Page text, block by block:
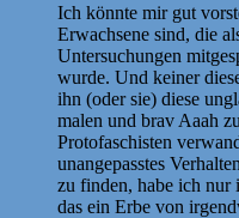
Ich könnte mir gut
Erwachsene sind, die
Untersuchungen
wurde. Und keiner
ihn (oder sie) diese
malen und brav Aaah
Protofaschisten
unangepasstes
zu finden, habe ich nur
das ein Erbe von